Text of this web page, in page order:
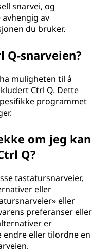
snarvei, og
av
du bruker.
Q-snarveien?
muligheten til å
Ctrl Q. Dette
programmet
om jeg kan
Q?
tastatursnarveier,
eller
eller
preferanser eller
er
endre eller tilordne en